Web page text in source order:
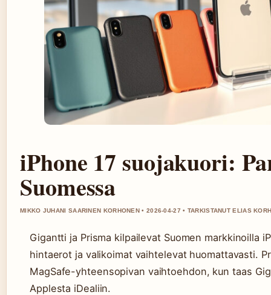
iPhone 17 suojakuori:
Suomessa
MIKKO JUHANI SAARINEN KORHONEN • 2026-04-27 • TARKISTANUT ELIAS
Gigantti ja Prisma kilpailevat Suomen markkinoilla
hintaerot ja valikoimat vaihtelevat huomattavasti.
MagSafe-yhteensopivan vaihtoehdon, kun taas
Applesta iDealiin.